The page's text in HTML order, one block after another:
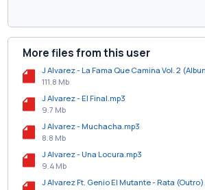
More files from this user
J Alvarez - La Fama Que Camina Vol. 2
111.8 Mb
J Alvarez - El Final.mp3
9.7 Mb
J Alvarez - Muchacha.mp3
8.8 Mb
J Alvarez - Una Locura.mp3
9.4 Mb
J Alvarez Ft. Genio El Mutante - Rata